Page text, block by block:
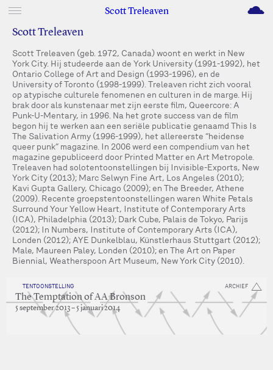
Scott Treleaven M
Scott Treleaven
Scott Treleaven (geb. 1972, Canada) woont en werkt in New
York City. Hij studeerde aan de York University (1991-1992), het
Ontario College of Art and Design (1993-1996), en de
University of Toronto (1998-1999). Treleaven richt zich vooral
op atypische culturele fenomenen en culturen in de marge. Hij
brak door als kunstenaar met zijn eerste film, Queercore: A
Punk-U-Mentary, in 1996. Na het grote success van de film
begon hij te werken aan een seriële publicatie genaamd This Is
The Salivation Army (1996-1999), het allereerste “heidense
queer punk” magazine. In 2006 werd een compendium van het
magazine gepubliceerd door Printed Matter en Art Metropole.
Treleaven had solotentoonstellingen bij Invisible-Exports, New
York City (2013); Marc Selwyn Fine Art, Los Angeles (2010);
Kavi Gupta Gallery, Chicago (2009); en The Breeder, Athene
(2009). Recente groepstentoonstellingen waren White Petals
Surround Your Yellow Heart, Institute of Contemporary Arts
(ICA), Philadelphia (2013); Dark Cube, Palais de Tokyo, Parijs
(2012); In Numbers, Institute of Contemporary Arts (ICA),
Londen (2012); AYE Dunkelblau, Künstlerhaus Stuttgart (2012);
Male, Maureen Paley, Londen (2010); en The Art on Paper
Biennial, Weatherspoon Art Museum, New York City (2010).
ARCHIEF
TENTOONSTELLING
The Temptation of AA Bronson
5 september 2013 – 5 januari 2014